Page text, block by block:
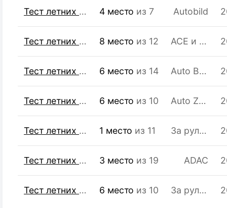
Тест летних шин R16 205/55 4 место из 7 Autobild
Тест летних шин R16 205/55 8 место из 12 ACE и GTÜ
Тест летних шин R15 185/60 6 место из 14 Auto Bild
Тест летних шин R16 205/55 6 место из 10 Auto Zeitung
Тест летних шин R16 205/55 1 место из 11 За рулём
Тест летних шин R15 195/65 3 место из 19 ADAC
Тест летних шин R16 205/55 6 место из 10 За рулём